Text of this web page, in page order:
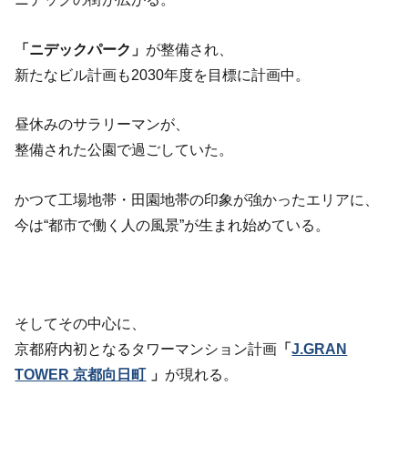
「ニデックパーク」 が整備され、
新たなビル計画も2030年度を目標に計画中。
昼休みのサラリーマンが、
整備された公園で過ごしていた。
かつて工場地帯・田園地帯の印象が強かったエリアに、
今は“都市で働く人の風景”が生まれ始めている。
そしてその中心に、
京都府内初となるタワーマンション計画 「J.GRAN
TOWER 京都向日町 」 が現れる。